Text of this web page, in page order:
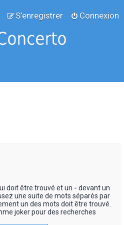
Connexion
S’enregistrer
doit être trouvé et un - devant un
une suite de mots séparés par
un des mots doit être trouvé.
joker pour des recherches